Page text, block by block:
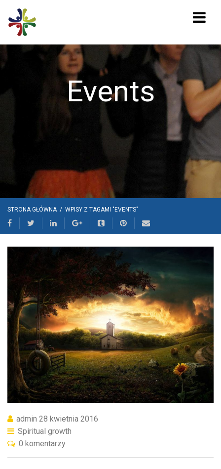
Events
STRONA GŁÓWNA / WPISY Z TAGAMI "EVENTS"
admin 28 kwietnia 2016
Spiritual growth
0 komentarzy